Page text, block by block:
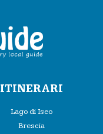
ITINERARI
Lago di Iseo
Brescia